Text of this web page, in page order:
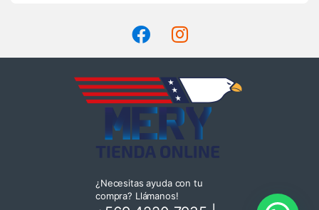
¿Necesitas ayuda con tu
compra? Llámanos!